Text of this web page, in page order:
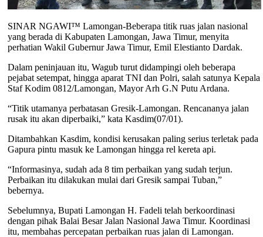
SINAR NGAWI™ Lamongan-Beberapa titik ruas jalan nasional
yang berada di Kabupaten Lamongan, Jawa Timur, menyita
perhatian Wakil Gubernur Jawa Timur, Emil Elestianto Dardak.
Dalam peninjauan itu, Wagub turut didampingi oleh beberapa
pejabat setempat, hingga aparat TNI dan Polri, salah satunya Kepala
Staf Kodim 0812/Lamongan, Mayor Arh G.N Putu Ardana.
“Titik utamanya perbatasan Gresik-Lamongan. Rencananya jalan
rusak itu akan diperbaiki,” kata Kasdim(07/01).
Ditambahkan Kasdim, kondisi kerusakan paling serius terletak pada
Gapura pintu masuk ke Lamongan hingga rel kereta api.
“Informasinya, sudah ada 8 tim perbaikan yang sudah terjun.
Perbaikan itu dilakukan mulai dari Gresik sampai Tuban,”
bebernya.
Sebelumnya, Bupati Lamongan H. Fadeli telah berkoordinasi
dengan pihak Balai Besar Jalan Nasional Jawa Timur. Koordinasi
itu, membahas percepatan perbaikan ruas jalan di Lamongan.